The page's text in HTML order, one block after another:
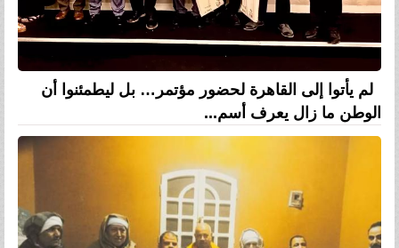
لم يأتوا إلى القاهرة لحضور مؤتمر… بل ليطمئنوا أن
الوطن ما زال يعرف أسم...